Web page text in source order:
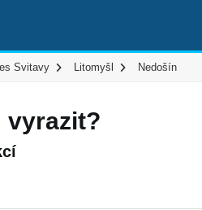
Svitavy Litomyšl Nedošín
vyrazit?